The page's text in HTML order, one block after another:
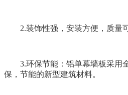
2.装饰性强，安装方便，质量可
3.环保节能：铝单幕墙板采用
保，节能的新型建筑材料。